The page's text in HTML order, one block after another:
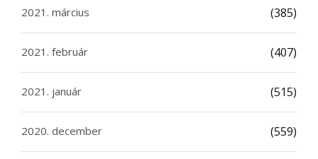
2021. március (385)
2021. február (407)
2021. január (515)
2020. december (559)